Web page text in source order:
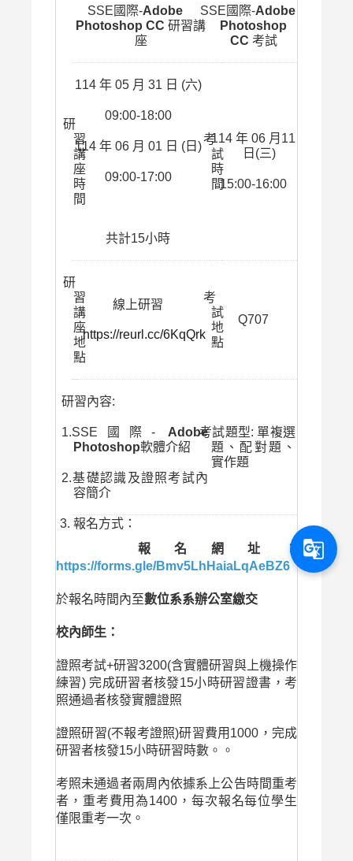
SSE國際-Adobe
Photoshop CC 研習講
座
SSE國際-Adobe
Photoshop
CC 考試
研
習
講
座
時
間
114 年 05 月 31 日 (六)
09:00-18:00
114 年 06 月 01 日 (日)
09:00-17:00
共計15小時
考
試
時
間
114 年 06 月11
日(三)
15:00-16:00
研
習
講
座
地
點
線上研習
https://reurl.cc/6KqQrk
考
試
地
點
Q707
研習內容:
1.SSE國際- Adobe
Photoshop軟體介紹
2.基礎認識及證照考試內
容簡介
考試題型: 單複選
題、配對題、
實作題
報名方式：
報名網址：
https://forms.gle/Bmv5LhHaiaLqAeBZ6
於報名時間內至數位系系辦公室繳交
校內師生：
證照考試+研習3200(含實體研習與上機操作
練習) 完成研習者核發15小時研習證書，考
照通過者核發實體證照
證照研習(不報考證照)研習費用1000，完成
研習者核發15小時研習時數。。
考照未通過者兩周內依據系上公告時間重考
者，重考費用為1400，每次報名每位學生
僅限重考一次。
g_translate